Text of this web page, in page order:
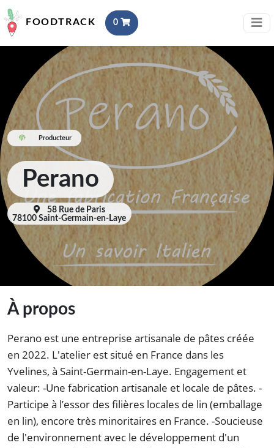
FOODTRACK 0
Producteur
Perano
58 Rue de Paris
78100 Saint-Germain-en-Laye
À propos
Perano est une entreprise artisanale de pâtes créée
en 2022. L'atelier est situé en France dans les
Yvelines, à Saint-Germain-en-Laye. Engagement et
valeur: -Une fabrication artisanale et locale de pâtes. -
Participe à l’essor des filières locales de lin (emballage
en lin), encore très minoritaires en France. -Soucieuse
de l'environnement avec le développement d'un